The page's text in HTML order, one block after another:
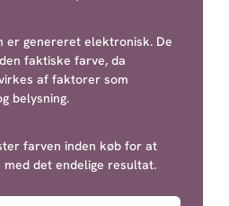
er genereret elektronisk. De
faktiske farve, da
af faktorer som
belysning.
farven inden køb for at
det endelige resultat.